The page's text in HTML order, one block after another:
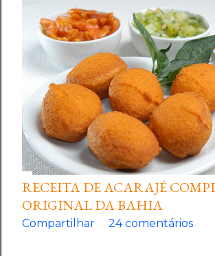
RECEITA DE ACARAJÉ
ORIGINAL DA BAHIA
Compartilhar 24 comentários